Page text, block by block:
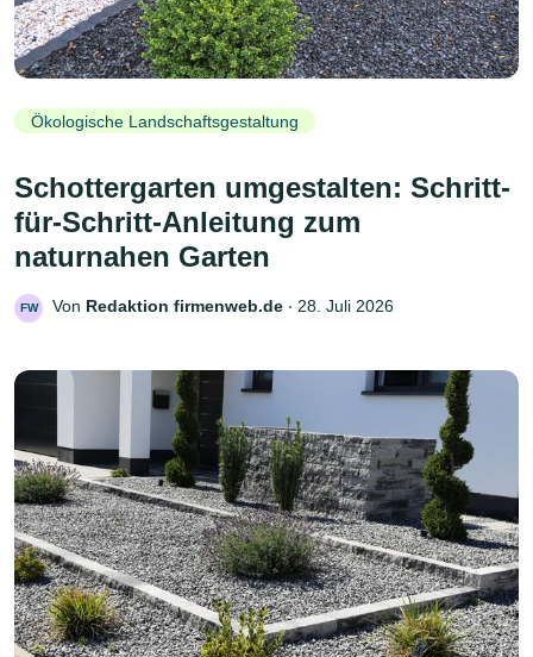
Ökologische Landschaftsgestaltung
Schottergarten umgestalten: Schritt-
für-Schritt-Anleitung zum
naturnahen Garten
FW Von Redaktion firmenweb.de ‧ 28. Juli 2026